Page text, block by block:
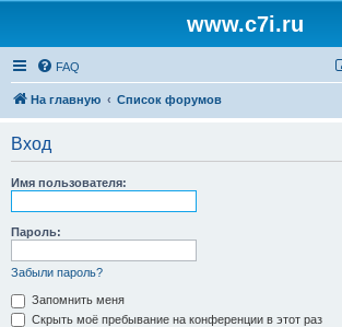
www.c7i.ru
FAQ
На главную Список форумов
Вход
Имя пользователя:
Пароль:
Забыли пароль?
Запомнить меня
Скрыть моё пребывание на конференции в этот раз